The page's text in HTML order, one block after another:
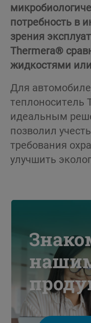
потребность в
зрения
Thermera®
жидкостями
Для
теплоноситель
идеальным
позволил
требования
улучшить